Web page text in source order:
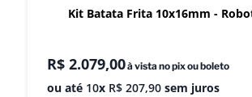
Kit Batata Frita 10x16mm -
R$ 2.079,00à vista no pix ou boleto
ou até 10x R$ 207,90 sem juros